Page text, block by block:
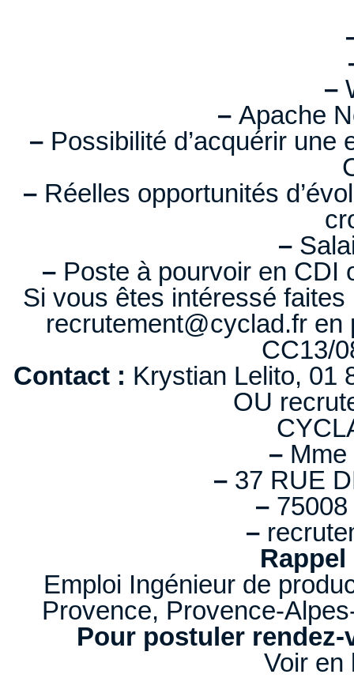
–
– Apache
– Possibilité d’acquérir
– Réelles opportunités
–
– Poste à pourvoir en CDI
Si vous êtes intéressé
recrutement@cyclad.fr
CC13/
Contact : Krystian Lelito, 01
OU
–
– 37 RUE
–
–
Emploi Ingénieur de
Provence, Provence-
Pour postuler rendez-
Voir